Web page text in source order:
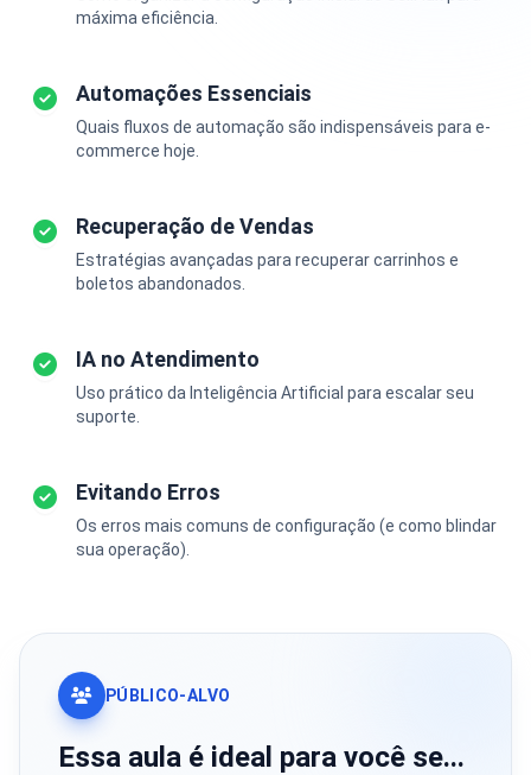
máxima eficiência.
Automações Essenciais
Quais fluxos de automação são indispensáveis para e-
commerce hoje.
Recuperação de Vendas
Estratégias avançadas para recuperar carrinhos e
boletos abandonados.
IA no Atendimento
Uso prático da Inteligência Artificial para escalar seu
suporte.
Evitando Erros
Os erros mais comuns de configuração (e como blindar
sua operação).
PÚBLICO-ALVO
Essa aula é ideal para você se...